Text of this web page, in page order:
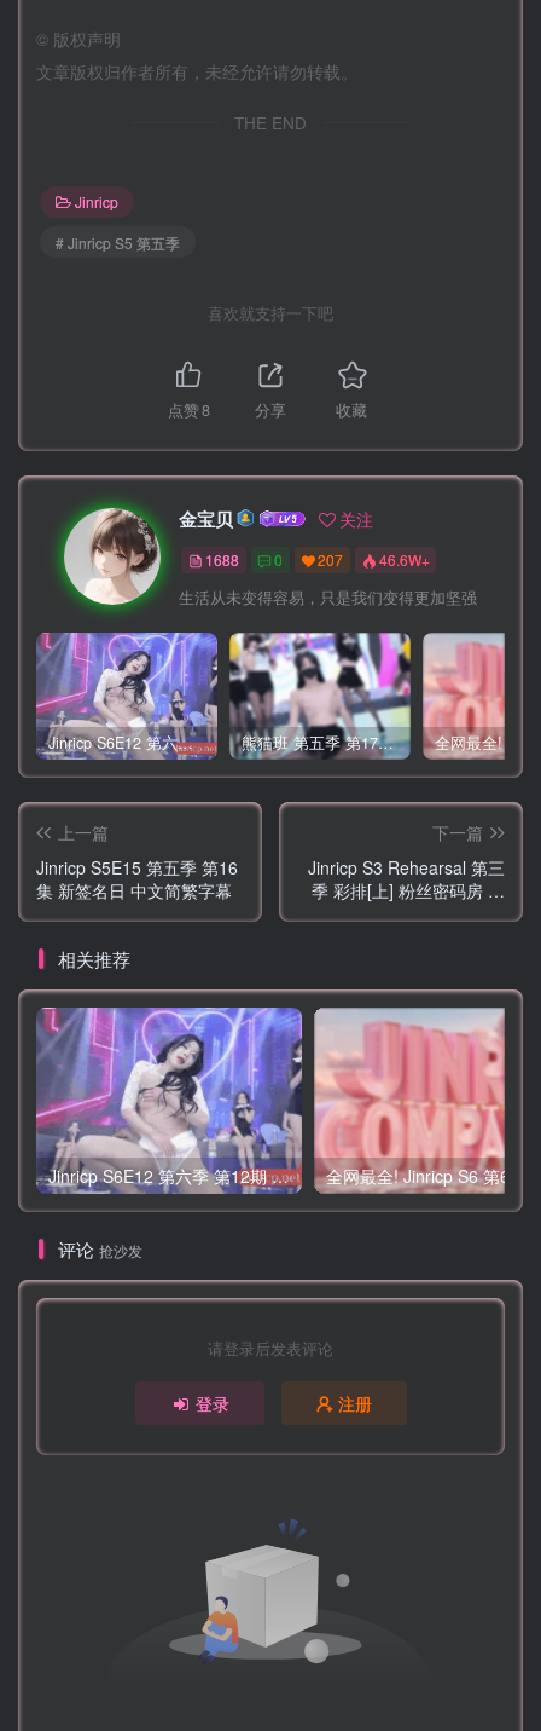
© 版权声明
文章版权归作者所有，未经允许请勿转载。
THE END
Jinricp
# Jinricp S5 第五季
喜欢就支持一下吧
点赞8 分享 收藏
金宝贝 关注
1688 0 207 46.6W+
生活从未变得容易，只是我们变得更加坚强
Jinricp S6E12 第六季 第12期 营救俘虏战 中英韩简繁字幕 熊猫班 第五季 第17期 最终职级赛&完结
上一篇
Jinricp S5E15 第五季 第16
集 新签名日 中文简繁字幕
下一篇
Jinricp S3 Rehearsal 第三
季 彩排[上] 粉丝密码房 韩
宝贝&吴智林 露脸 简繁中文
相关推荐
Jinricp S6E12 第六季 第12期 营救俘虏战 中英韩简繁字幕
评论 抢沙发
请登录后发表评论
登录 注册